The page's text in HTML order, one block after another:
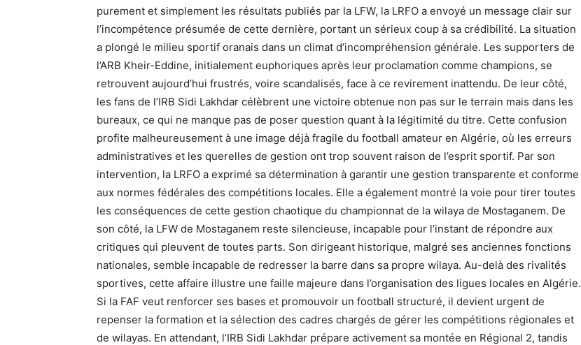
purement et simplement les résultats publiés par la LFW, la LRFO a envoyé un message clair sur
l’incompétence présumée de cette dernière, portant un sérieux coup à sa crédibilité. La situation
a plongé le milieu sportif oranais dans un climat d’incompréhension générale. Les supporters de
l’ARB Kheir-Eddine, initialement euphoriques après leur proclamation comme champions, se
retrouvent aujourd’hui frustrés, voire scandalisés, face à ce revirement inattendu. De leur côté,
les fans de l’IRB Sidi Lakhdar célèbrent une victoire obtenue non pas sur le terrain mais dans les
bureaux, ce qui ne manque pas de poser question quant à la légitimité du titre. Cette confusion
profite malheureusement à une image déjà fragile du football amateur en Algérie, où les erreurs
administratives et les querelles de gestion ont trop souvent raison de l’esprit sportif. Par son
intervention, la LRFO a exprimé sa détermination à garantir une gestion transparente et conforme
aux normes fédérales des compétitions locales. Elle a également montré la voie pour tirer toutes
les conséquences de cette gestion chaotique du championnat de la wilaya de Mostaganem. De
son côté, la LFW de Mostaganem reste silencieuse, incapable pour l’instant de répondre aux
critiques qui pleuvent de toutes parts. Son dirigeant historique, malgré ses anciennes fonctions
nationales, semble incapable de redresser la barre dans sa propre wilaya. Au-delà des rivalités
sportives, cette affaire illustre une faille majeure dans l’organisation des ligues locales en Algérie.
Si la FAF veut renforcer ses bases et promouvoir un football structuré, il devient urgent de
repenser la formation et la sélection des cadres chargés de gérer les compétitions régionales et
de wilayas. En attendant, l’IRB Sidi Lakhdar prépare activement sa montée en Régional 2, tandis